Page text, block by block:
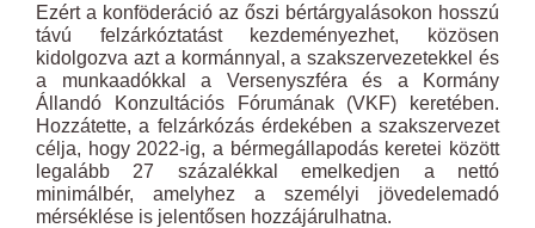
Ezért a konföderáció az őszi bértárgyalásokon hosszú
távú felzárkóztatást kezdeményezhet, közösen
kidolgozva azt a kormánnyal, a szakszervezetekkel és
a munkaadókkal a Versenyszféra és a Kormány
Állandó Konzultációs Fórumának (VKF) keretében.
Hozzátette, a felzárkózás érdekében a szakszervezet
célja, hogy 2022-ig, a bérmegállapodás keretei között
legalább 27 százalékkal emelkedjen a nettó
minimálbér, amelyhez a személyi jövedelemadó
mérséklése is jelentősen hozzájárulhatna.